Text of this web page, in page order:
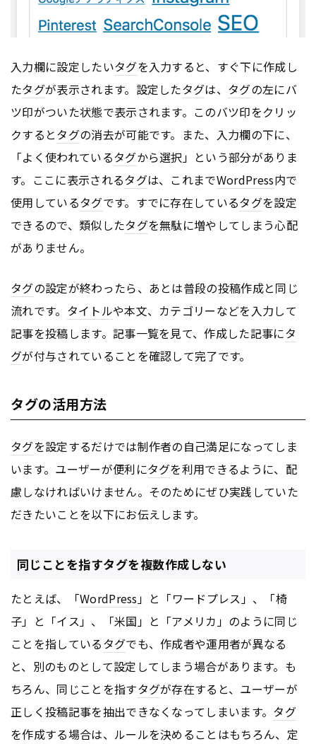
入力欄に設定したいタグを入力すると、すぐ下に作成し
たタグが表示されます。設定したタグは、 タグの左にバ
ツ印がついた状態で表示されます。このバツ印をクリッ
クするとタグの消去が可能です。また、入力欄の下に、
「よく使われているタグから選択」という部分がありま
す。ここに表示されるタグは、これまでWordPress内で
使用しているタグです。すでに存在しているタグを設定
できるので、類似したタグを無駄に増やしてしまう心配
がありません。
タグの設定が終わったら、あとは普段の投稿作成と同じ
流れです。 タイトルや本文、カテゴリーなどを入力して
記事を投稿します。記事一覧を見て、作成した記事にタ
グが付与されていることを確認して完了です。
タグの活用方法
タグを設定するだけでは制作者の自己満足になってしま
います。ユーザーが便利にタグを利用できるように、配
慮しなければいけません。そのためにぜひ実践していた
だきたいことを以下にお伝えします。
同じことを指すタグを複数作成しない
たとえば、「WordPress」と「ワードプレス」、「椅
子」と「イス」、「米国」と「アメリカ」のように同じ
ことを指しているタグでも、作成者や運用者が異なる
と、別のものとして設定してしまう場合があります。も
ちろん、同じことを指すタグが存在すると、ユーザーが
正しく投稿記事を抽出できなくなってしまいます。 タグ
を作成する場合は、ルールを決めることはもちろん、定